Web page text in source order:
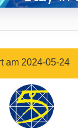
am 2024-05-24